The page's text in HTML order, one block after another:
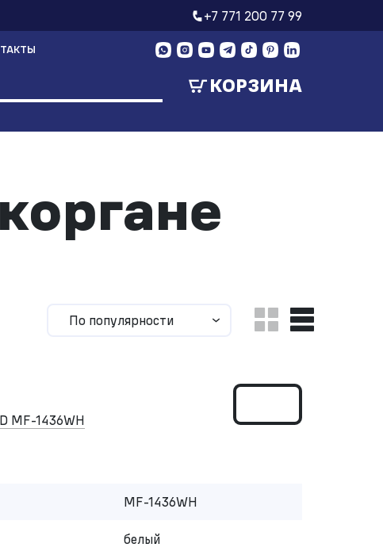
+7 771 200 77 99
КОРЗИНА
По популярности
MF-1436WH
MF-1436WH
белый